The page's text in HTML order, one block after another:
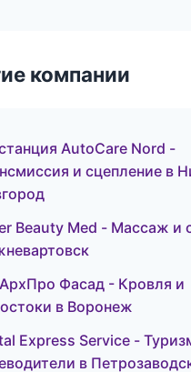
компании
AutoCare Nord -
и сцепление в
Beauty Med - Массаж и
Фасад - Кровля и
в Воронеж
Express Service -
в